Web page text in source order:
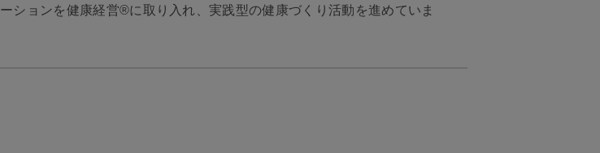
ションを健康経営®に取り入れ、実践型の健康づくり活動を進めていま